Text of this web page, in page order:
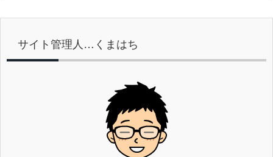
サイト管理人…くまはち